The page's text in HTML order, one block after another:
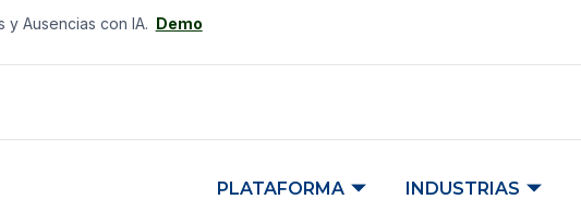
y Ausencias con IA. Demo
PLATAFORMA INDUSTRIAS